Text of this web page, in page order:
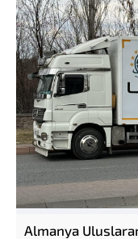
Almanya